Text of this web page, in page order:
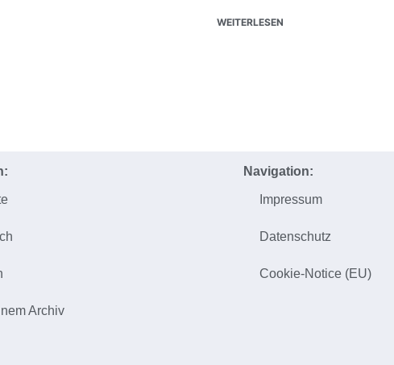
WEITERLESEN
Archiv
Navigation:
Impressum
Datenschutz
Cookie-Notice (EU)